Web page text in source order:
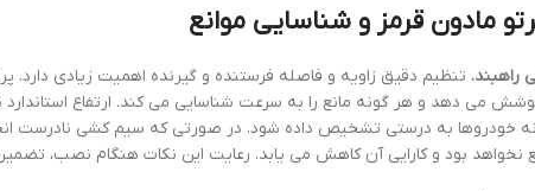
مادون قرمز و شناسایی موانع
، تنظیم دقیق زاویه و فاصله فرستنده و گیرنده اهمیت زیادی
خودروها به درستی تشخیص داده شود. در صورتی که سیم کشی نادرست
نخواهد بود و کارایی آن کاهش می یابد. رعایت این نکات هنگام نصب،